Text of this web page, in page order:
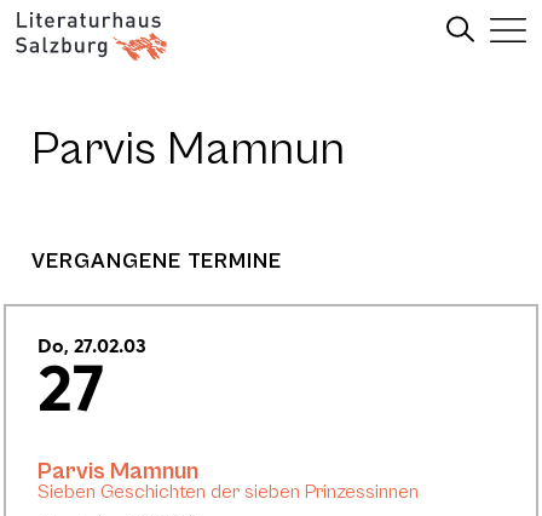
Parvis Mamnun
VERGANGENE TERMINE
Do, 27.02.03
27
Parvis Mamnun
Sieben Geschichten der sieben Prinzessinnen